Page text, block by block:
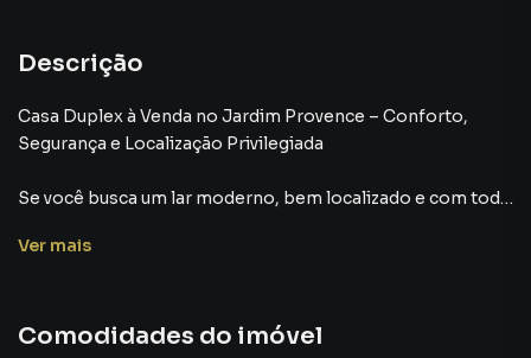
Descrição
Casa Duplex à Venda no Jardim Provence – Conforto,
Segurança e Localização Privilegiada
Se você busca um lar moderno, bem localizado e com toda
Jardim Provence, em Volta Redonda, é a escolha perfeita.
Ver mais
Comodidades do imóvel